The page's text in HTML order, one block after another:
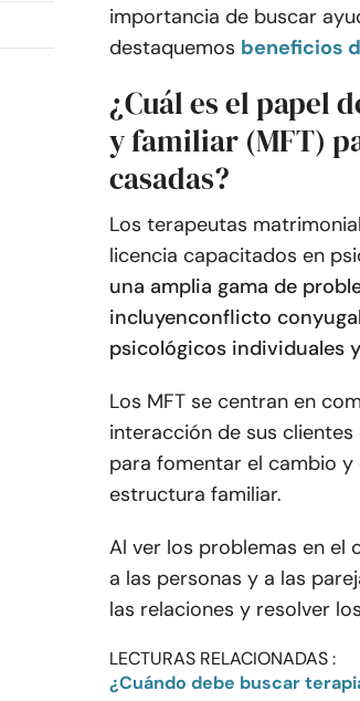
importancia de buscar
destaquemos beneficios
¿Cuál es el papel
y familiar (MFT)
casadas?
Los terapeutas
licencia capacitados en
una amplia gama de
incluyenconflicto conyugal
psicológicos individuales
Los MFT se centran en
interacción de sus
para fomentar el cambio
estructura familiar.
Al ver los problemas en el
a las personas y a las
las relaciones y resolver
LECTURAS RELACIONADAS :
¿Cuándo debe buscar